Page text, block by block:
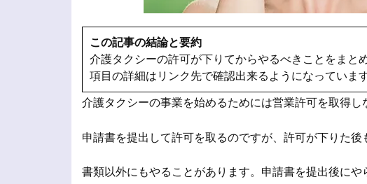
この記事の結論と要約
介護タクシーの許可が下りてからやるべきことをまと
項目の詳細はリンク先で確認出来るようになっています
介護タクシーの事業を始めるためには営業許可を取得し
申請書を提出して許可を取るのですが、許可が下りた後
書類以外にもやることがあります。申請書を提出後に